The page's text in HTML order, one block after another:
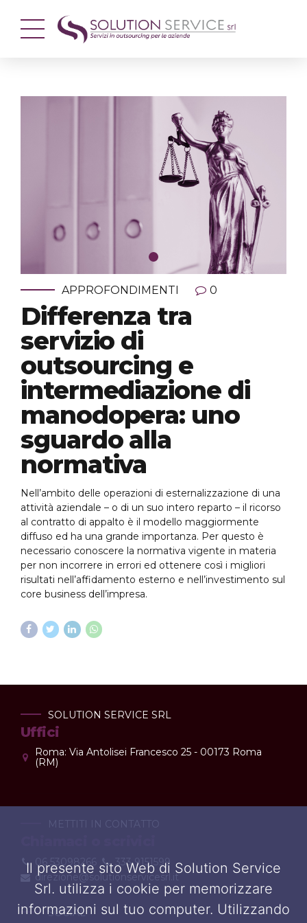
APPROFONDIMENTI 0
Differenza tra
servizio di
outsourcing e
intermediazione di
manodopera: uno
sguardo alla
normativa
Nell’ambito delle operazioni di esternalizzazione di una
attività aziendale – o di un suo intero reparto – il ricorso
al contratto di appalto è il modello maggiormente
diffuso ed ha una grande importanza. Per questo è
necessario conoscere la normativa vigente in materia
per non incorrere in errori ed ottenere così i migliori
risultati nell’affidamento esterno e nell’investimento sul
core business dell’impresa.
SOLUTION SERVICE SRL
Uffici
Roma: Via Antolisei Francesco 25 - 00173 Roma
(RM)
METTITI IN CONTATTO
06 53098266
333 9151599
direzione@solutionservicesrl.it
SOCIAL
Il presente sito Web di Solution Service
Srl. utilizza i cookie per memorizzare
informazioni sul tuo computer. Utilizzando